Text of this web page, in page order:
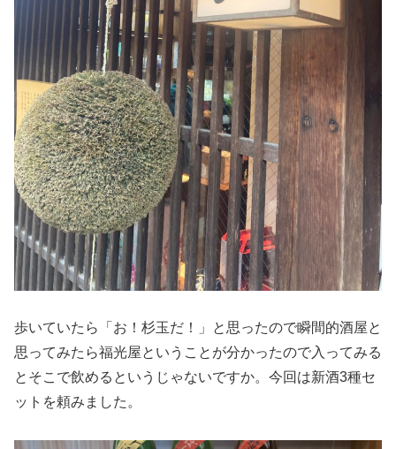
歩いていたら「お！杉玉だ！」と思ったので瞬間的酒屋と
思ってみたら福光屋ということが分かったので入ってみる
とそこで飲めるというじゃないですか。今回は新酒3種セ
ットを頼みました。